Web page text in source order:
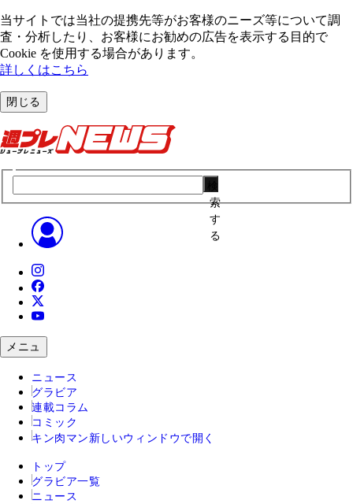
当サイトでは当社の提携先等がお客様のニーズ等について調
査・分析したり、お客様にお勧めの広告を表⽰する⽬的で
Cookie を使⽤する場合があります。
詳しくはこちら
閉じる
索
す
る
メニュ
ニュース
グラビア
連載コラム
コミック
キン肉マン 新しいウィンドウで開く
トップ
グラビア一覧
ニュース